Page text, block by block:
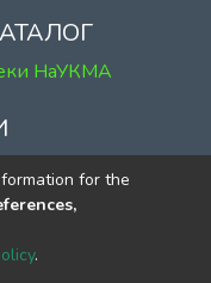
НаУКМА
2
for the
.